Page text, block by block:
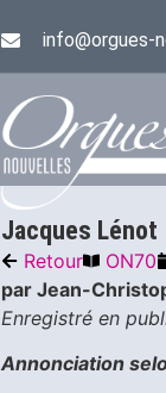
info@orgues-
Jacques Lénot
Retour ON70
par Jean-
Enregistré en
Annonciation